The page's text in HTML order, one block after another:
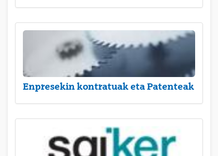
Enpresekin kontratuak eta Patenteak